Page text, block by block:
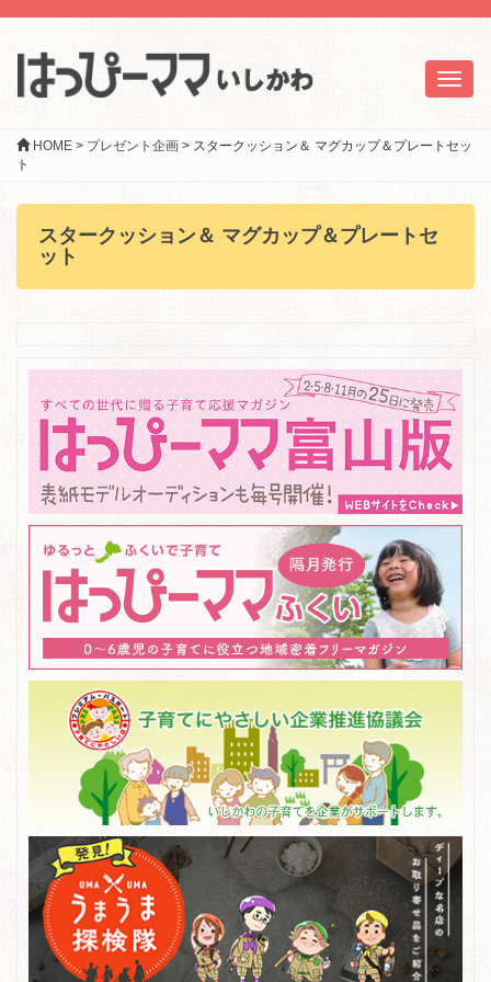
HOME > プレゼント企画 > スタークッション＆ マグカップ＆プレートセッ
ト
スタークッション＆ マグカップ＆プレートセ
ット